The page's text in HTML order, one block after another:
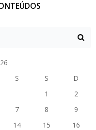
S S
D
1
2
7 8
9
14 15
16